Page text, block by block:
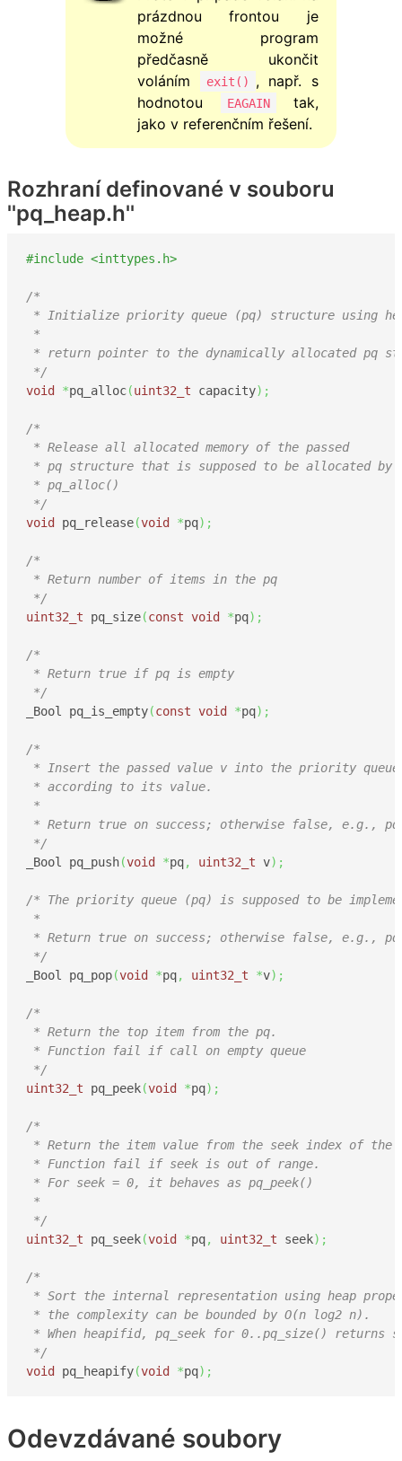
prázdnou frontou je
možné program
předčasně ukončit
voláním
exit()
, např. s
hodnotou
EAGAIN
tak,
jako v referenčním řešení.
Rozhraní definované v souboru
''pq_heap.h''
#include <inttypes.h>
/*
* Initialize priority queue (pq) structure using
*
* return pointer to the dynamically allocated pq
*/
void
*pq_alloc(uint32_t capacity) ;
/*
* Release all allocated memory of the passed
* pq structure that is supposed to be allocated by
* pq_alloc()
*/
void
pq_release(void *pq) ;
/*
* Return number of items in the pq
*/
uint32_t pq_size(const void *pq) ;
/*
* Return true if pq is empty
*/
_Bool pq_is_empty(const void *pq) ;
/*
* Insert the passed value v into the priority queue
* according to its value.
*
* Return true on success; otherwise false, e.g.,
*/
_Bool pq_push(void *pq, uint32_t v) ;
/* The priority queue (pq) is supposed to be
*
* Return true on success; otherwise false, e.g.,
*/
_Bool pq_pop(void *pq, uint32_t *v) ;
/*
* Return the top item from the pq.
* Function fail if call on empty queue
*/
uint32_t pq_peek(void *pq) ;
/*
* Return the item value from the seek index of the
* Function fail if seek is out of range.
* For seek = 0, it behaves as pq_peek()
*
*/
uint32_t pq_seek(void *pq, uint32_t seek) ;
/*
* Sort the internal representation using heap
* the complexity can be bounded by O(n log2 n).
* When heapifid, pq_seek for 0..pq_size() returns
*/
void
pq_heapify(void *pq) ;
Odevzdávané soubory